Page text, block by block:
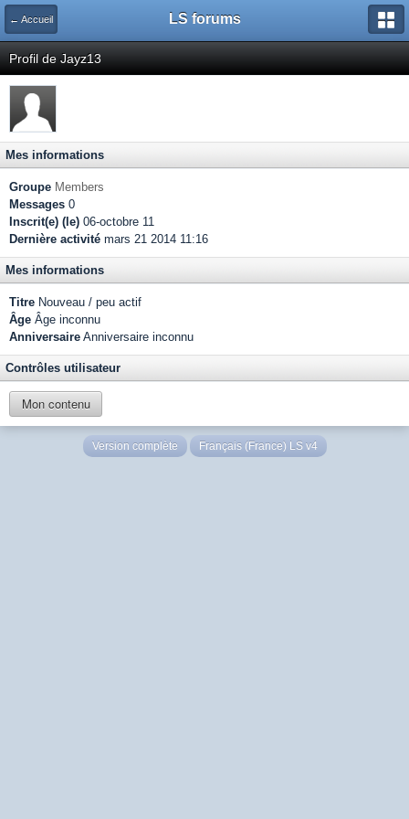
← Accueil LS forums
Profil de Jayz13
Mes informations
Groupe Members
Messages 0
Inscrit(e) (le) 06-octobre 11
Dernière activité mars 21 2014 11:16
Mes informations
Titre Nouveau / peu actif
Âge Âge inconnu
Anniversaire Anniversaire inconnu
Contrôles utilisateur
Mon contenu
Version complète Français (France) LS v4